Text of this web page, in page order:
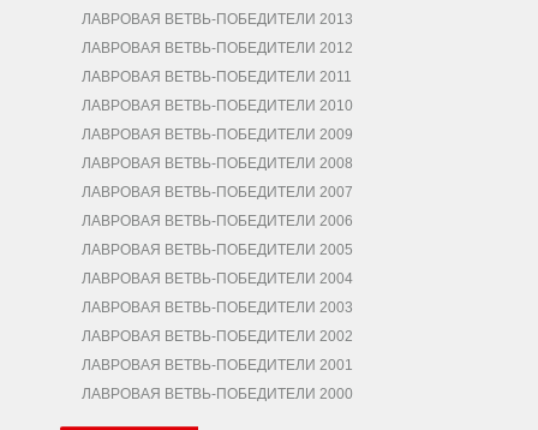
ЛАВРОВАЯ ВЕТВЬ-ПОБЕДИТЕЛИ 2013
ЛАВРОВАЯ ВЕТВЬ-ПОБЕДИТЕЛИ 2012
ЛАВРОВАЯ ВЕТВЬ-ПОБЕДИТЕЛИ 2011
ЛАВРОВАЯ ВЕТВЬ-ПОБЕДИТЕЛИ 2010
ЛАВРОВАЯ ВЕТВЬ-ПОБЕДИТЕЛИ 2009
ЛАВРОВАЯ ВЕТВЬ-ПОБЕДИТЕЛИ 2008
ЛАВРОВАЯ ВЕТВЬ-ПОБЕДИТЕЛИ 2007
ЛАВРОВАЯ ВЕТВЬ-ПОБЕДИТЕЛИ 2006
ЛАВРОВАЯ ВЕТВЬ-ПОБЕДИТЕЛИ 2005
ЛАВРОВАЯ ВЕТВЬ-ПОБЕДИТЕЛИ 2004
ЛАВРОВАЯ ВЕТВЬ-ПОБЕДИТЕЛИ 2003
ЛАВРОВАЯ ВЕТВЬ-ПОБЕДИТЕЛИ 2002
ЛАВРОВАЯ ВЕТВЬ-ПОБЕДИТЕЛИ 2001
ЛАВРОВАЯ ВЕТВЬ-ПОБЕДИТЕЛИ 2000